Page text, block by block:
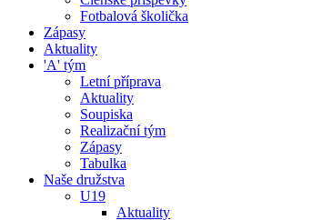
Fotbalová školička
Zápasy
Aktuality
'A' tým
Letní příprava
Aktuality
Soupiska
Realizační tým
Zápasy
Tabulka
Naše družstva
U19
Aktuality